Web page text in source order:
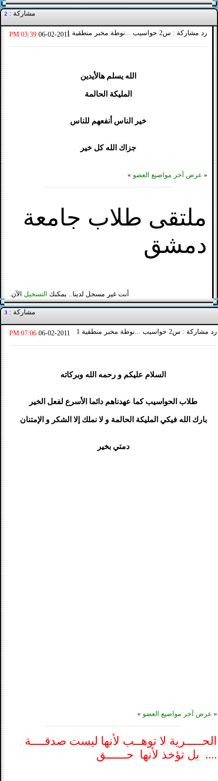
مشاركة : 2
رد مشاركة : س2 حواسيب ...نوطة مخبر منطقية 1 06-02-2011
03:39 PM
الله يسلم هالأيدين
المليكة الحالمة
خير الناس أنفعهم للناس
جزاك الله كل خير
« عرض آخر مواضيع العضو »
ملتقى طلاب جامعة
دمشق
أنت غير مسجل لدينا.. يمكنك التسجيل الآن.
مشاركة : 3
رد مشاركة : س2 حواسيب ...نوطة مخبر منطقية 1 06-02-2011
07:06 PM
السلام عليكم و رحمه الله وبركاته
طلاب الحواسيب كما عهدناهم دائما الأسرع لفعل الخير
بارك الله فيكي المليكة الحالمة و لا نملك إلا الشكر و الإمتنان
دمتي بخير
« عرض آخر مواضيع العضو »
الحـــــرية لا توهــب لأنها ليست صدقــــة
.... بل تؤخذ لأنها حــــــق